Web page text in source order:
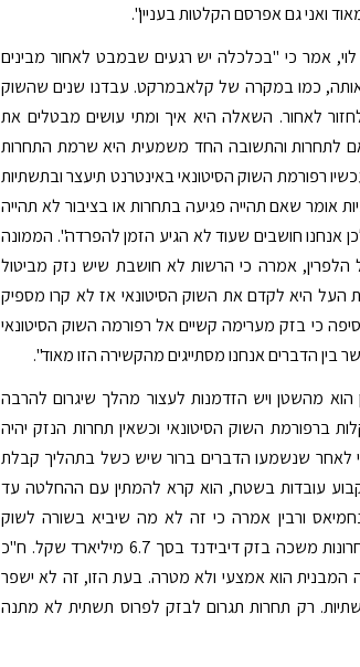
ואני גם אפרסם הקלטות בעניין".
אמר כי "בכלכלה יש רגעים שבמבט לאחור מבינים
כמו במקרה של קלאבמרקט. עבדנו שנים שהשוק
לחזור לאחור. השאלה היא איך ומתי עושים מבטלים את
לתחרות והתשובה החד משמעית היא שרמת התחרות
רפורמת השוק הסיטונאי באינטרנט תיעצר ובתשתיות
אומר שאם תהייה פגיעה בתחרות או בציבור לא תהייה
אנחנו חושבים שעוד לא הגיע הזמן להפרדה". הממונה
הלפרין, אמרה כי הרשות לא חושבת שיש נזק מביטול
היא לקדם את השוק הסיטונאי אז לא קרו מספיק
כי בזק מערימה קשיים אל רפורמה השוק הסיטונאי
הדברים אנחנו מסתייגים מהקשירה הזו מאוד".
הוא מהשטן ויש הזדמנות לעצור מהלך שיגרום להרבה
ברפורמת השוק הסיטונאי וכשאין תחרות הנזק יהיה
לאחר שנשמעו הדברים ברור שיש כשל בתהליך קבלת
עובדות בשטח, הוא קרא להמתין עם ההחלטה עד
ורבין אמרה כי זה לא מה שיביא בשורה לשוק
התשתיות וציינה כי ב-3 השנים האחרונות משכה בזק דיבידנד בסך 6.7 מיליארד שקל. ח"כ
המבנית הוא אמצעי ולא מטרה. בעת הזו, זה לא ישפר
רק תחרות תגרום לבזק לפרוס תשתית לא מתנה